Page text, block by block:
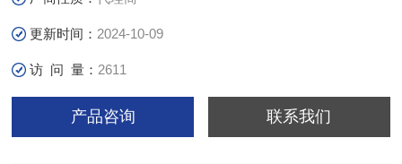
更新时间： 2024-10-09
访 问 量： 2611
产品咨询 联系我们